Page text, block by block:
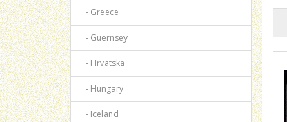
- Greece
- Guernsey
- Hrvatska
- Hungary
- Iceland